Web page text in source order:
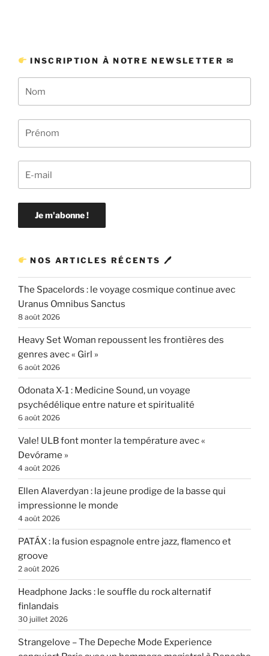
INSCRIPTION À NOTRE NEWSLETTER ✉
NOS ARTICLES RÉCENTS 🖊
The Spacelords : le voyage cosmique continue avec
Uranus Omnibus Sanctus
8 août 2026
Heavy Set Woman repoussent les frontières des
genres avec « Girl »
6 août 2026
Odonata X-1 : Medicine Sound, un voyage
psychédélique entre nature et spiritualité
6 août 2026
Vale! ULB font monter la température avec «
Devórame »
4 août 2026
Ellen Alaverdyan : la jeune prodige de la basse qui
impressionne le monde
4 août 2026
PATÁX : la fusion espagnole entre jazz, flamenco et
groove
2 août 2026
Headphone Jacks : le souffle du rock alternatif
finlandais
30 juillet 2026
Strangelove – The Depeche Mode Experience